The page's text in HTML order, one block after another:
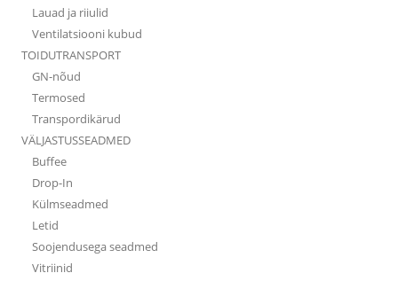
Lauad ja riiulid
Ventilatsiooni kubud
TOIDUTRANSPORT
GN-nõud
Termosed
Transpordikärud
VÄLJASTUSSEADMED
Buffee
Drop-In
Külmseadmed
Letid
Soojendusega seadmed
Vitriinid